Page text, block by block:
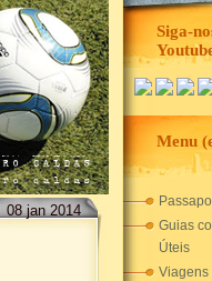
08jan2014
Siga-
Menu
Guias
Úteis
Viagens